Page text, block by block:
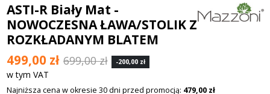
ASTI-R Biały Mat -
NOWOCZESNA ŁAWA/STOLIK Z
ROZKŁADANYM BLATEM
499,00 zł 699,00 zł -200,00 zł
w tym VAT
Najniższa cena w okresie 30 dni przed promocją: 479,00 zł